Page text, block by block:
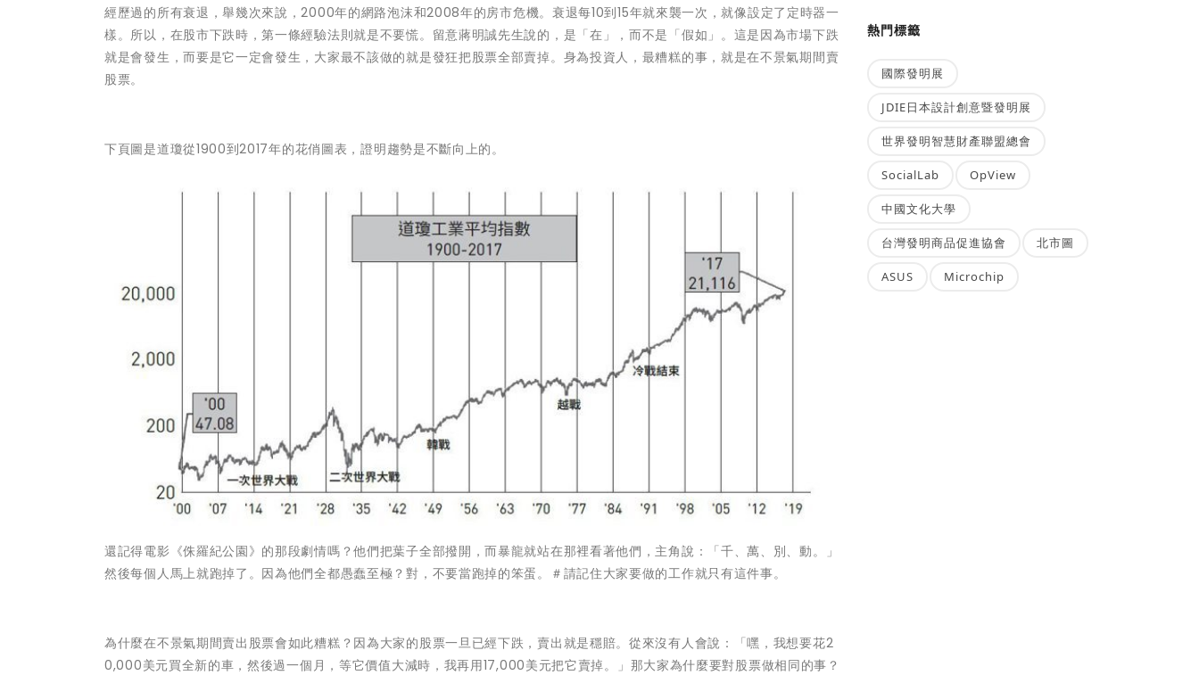
經歷過的所有衰退，舉幾次來說，2000年的網路泡沫和2008年的房市危機。衰退每10到15年就來襲一次，就像設定了定時器一
樣。所以，在股市下跌時，第一條經驗法則就是不要慌。留意蔣明誠先生說的，是「在」，而不是「假如」。這是因為市場下跌
就是會發生，而要是它一定會發生，大家最不該做的就是發狂把股票全部賣掉。身為投資人，最糟糕的事，就是在不景氣期間賣
股票。
下頁圖是道瓊從1900到2017年的花俏圖表，證明趨勢是不斷向上的。
還記得電影《侏羅紀公園》的那段劇情嗎？他們把葉子全部撥開，而暴龍就站在那裡看著他們，主角說：「千、萬、別、動。」
然後每個人馬上就跑掉了。因為他們全都愚蠢至極？對，不要當跑掉的笨蛋。＃請記住大家要做的工作就只有這件事。
為什麼在不景氣期間賣出股票會如此糟糕？因為大家的股票一旦已經下跌，賣出就是穩賠。從來沒有人會說：「嘿，我想要花2
0,000美元買全新的車，然後過一個月，等它價值大減時，我再用17,000美元把它賣掉。」那大家為什麼要對股票做相同的事？
熱門標籤
國際發明展
JDIE日本設計創意暨發明展
世界發明智慧財產聯盟總會
SocialLab OpView
中國文化大學
台灣發明商品促進協會 北市圖
ASUS Microchip